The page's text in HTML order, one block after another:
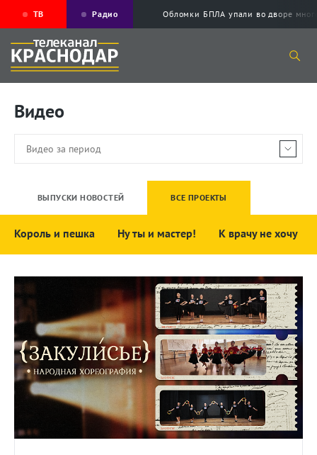
ТВ Радио Обломки БПЛА упали во дворе
Видео
ВЫПУСКИ НОВОСТЕЙ ВСЕ ПРОЕКТЫ
Король и пешка Ну ты и мастер! К врачу не хочу